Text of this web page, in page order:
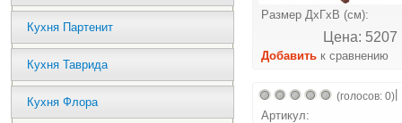
Кухня Партенит
Кухня Таврида
Кухня Флора
Размер ДхГхВ (см):
Цена: 5207
Добавить к сравнению
(голосов: 0)
Артикул: